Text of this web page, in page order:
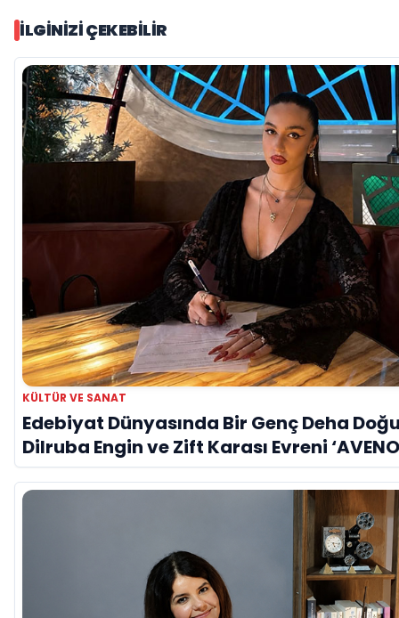
İLGINIZI ÇEKEBILIR
KÜLTÜR VE SANAT
Edebiyat Dünyasında Bir Genç Deha
Dilruba Engin ve Zift Karası Evreni